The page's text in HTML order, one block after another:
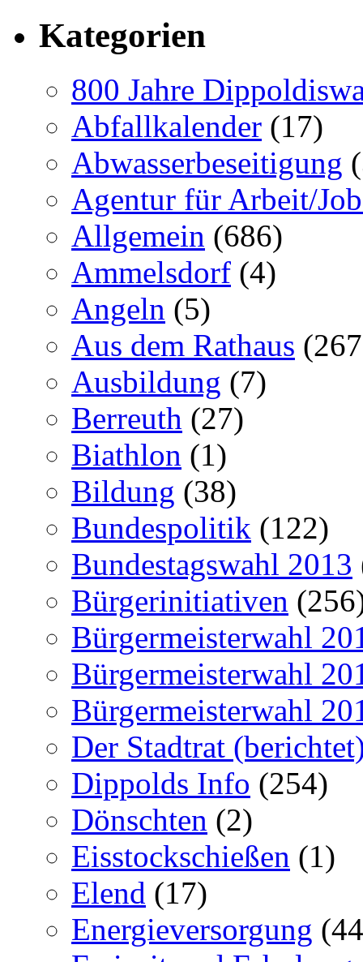
Kategorien
800 Jahre
Abfallkalender (17)
Abwasserbeseitigung
Agentur für Arbeit/
Allgemein (686)
Ammelsdorf (4)
Angeln (5)
Aus dem Rathaus
Ausbildung (7)
Berreuth (27)
Biathlon (1)
Bildung (38)
Bundespolitik (122)
Bundestagswahl 2013
Bürgerinitiativen
Bürgermeisterwahl
Bürgermeisterwahl
Bürgermeisterwahl
Der Stadtrat
Dippolds Info (254)
Dönschten (2)
Eisstockschießen (1)
Elend (17)
Energieversorgung